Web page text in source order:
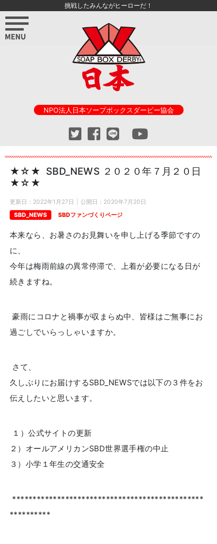
挑戦したみんながヒーローだ！
NPO法人日本ソープボックスダービー協会
★☆★ SBD_NEWS ２０２０年７月２０日
★☆★
更新日： 2022年1月27日 公開日： 2020年7月20日
SBD_NEWS
SBDファンづくりページ
本来なら、お暑さのお見舞いを申し上げる季節ですの
に、
今年は梅雨前線の異常停滞で、上着が必要になる日が
続きますね。
豪雨にコロナと禍事が収まらぬ中、皆様はご無事にお
過ごしでいらっしゃいますか。
さて、
久しぶりにお届けするSBD_NEWSでは以下の３件をお
伝えしたいと思います。
１）公式サイトの更新
２）オールアメリカンSBD世界選手権の中止
３）小学１年生の交通安全
***********************************************
**********